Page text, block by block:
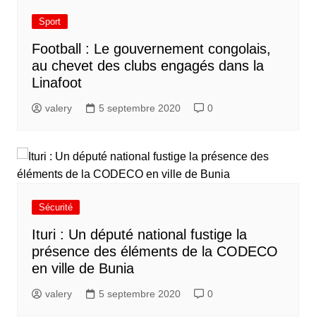
Sport
Football : Le gouvernement congolais,
au chevet des clubs engagés dans la
Linafoot
valery 5 septembre 2020 0
Sécurité
Ituri : Un député national fustige la
présence des éléments de la CODECO
en ville de Bunia
valery 5 septembre 2020 0